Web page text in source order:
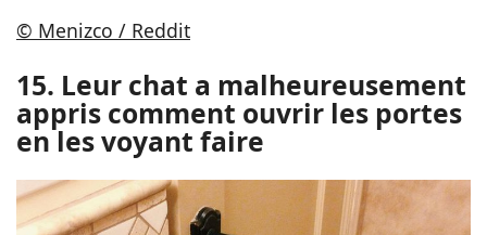
© Menizco / Reddit
15. Leur chat a malheureusement
appris comment ouvrir les portes
en les voyant faire